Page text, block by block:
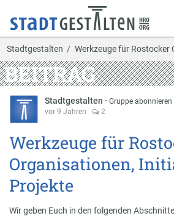
Stadtgestalten Werkzeuge für
BEITRAG
Stadtgestalten ·Gruppe abonnieren
vor 9 Jahren
2
Werkzeuge für
Organisationen,
Projekte
Wir geben Euch in den folgenden